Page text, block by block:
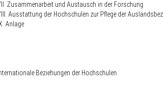
Zusammenarbeit und Austausch in der Forschung
Ausstattung der Hochschulen zur Pflege der
Anlage
Beziehungen der Hochschulen